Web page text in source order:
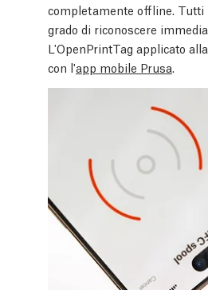
completamente offline.
grado di riconoscere
L'OpenPrintTag applicato
con l'app mobile Prusa.